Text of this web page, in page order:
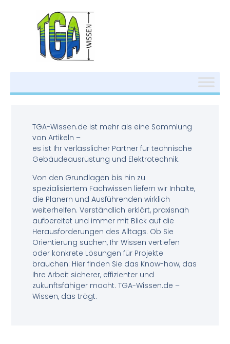
TGA-Wissen.de ist mehr als eine Sammlung
von Artikeln –
es ist Ihr verlässlicher Partner für technische
Gebäudeausrüstung und Elektrotechnik.
Von den Grundlagen bis hin zu
spezialisiertem Fachwissen liefern wir Inhalte,
die Planern und Ausführenden wirklich
weiterhelfen. Verständlich erklärt, praxisnah
aufbereitet und immer mit Blick auf die
Herausforderungen des Alltags. Ob Sie
Orientierung suchen, Ihr Wissen vertiefen
oder konkrete Lösungen für Projekte
brauchen: Hier finden Sie das Know-how, das
Ihre Arbeit sicherer, effizienter und
zukunftsfähiger macht. TGA-Wissen.de –
Wissen, das trägt.